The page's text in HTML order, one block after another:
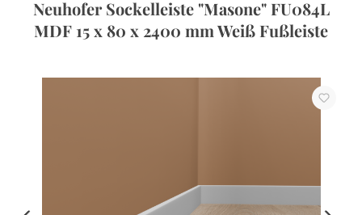
Neuhofer Sockelleiste "Masone" FU084L
MDF 15 x 80 x 2400 mm Weiß Fußleiste